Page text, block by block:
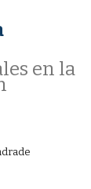
en la